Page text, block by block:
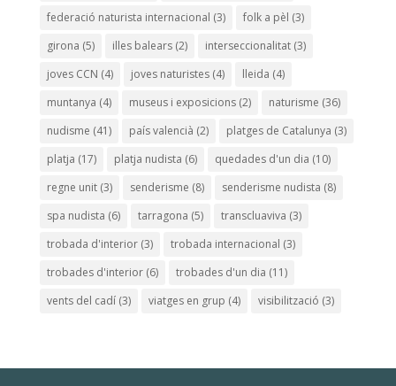
federació naturista internacional (3) folk a pèl (3)
girona (5) illes balears(2) interseccionalitat(3)
joves CCN (4) joves naturistes(4) lleida (4)
muntanya (4) museus i exposicions(2) naturisme (36)
nudisme (41) país valencià (2) platges de Catalunya (3)
platja (17) platja nudista (6) quedades d'un dia (10)
regne unit(3) senderisme (8) senderisme nudista (8)
spa nudista (6) tarragona (5) transcluaviva (3)
trobada d'interior(3) trobada internacional (3)
trobades d'interior(6) trobades d'un dia (11)
vents del cadí(3) viatges en grup (4) visibilització (3)